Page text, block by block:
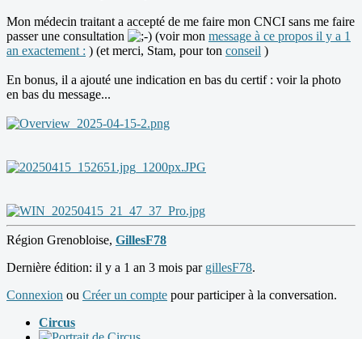
Mon médecin traitant a accepté de me faire mon CNCI sans me faire
passer une consultation
(voir mon message à ce propos il y a 1
an exactement : ) (et merci, Stam, pour ton conseil )
En bonus, il a ajouté une indication en bas du certif : voir la photo
en bas du message...
Région Grenobloise, GillesF78
Dernière édition: il y a 1 an 3 mois par gillesF78.
Connexion ou Créer un compte pour participer à la conversation.
Circus